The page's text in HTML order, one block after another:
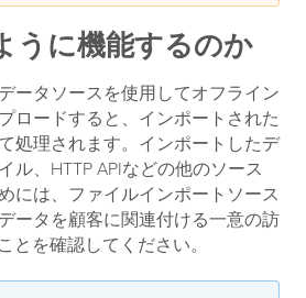
うに機能するのか
ータソースを使用してオフライン
ロードすると、インポートされた
処理されます。インポートしたデ
ル、HTTP APIなどの他のソース
には、ファイルインポートソース
ータを顧客に関連付ける一意の訪
とを確認してください。